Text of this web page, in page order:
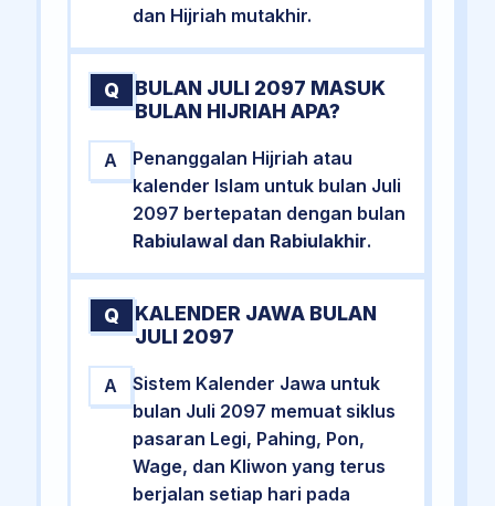
dan Hijriah mutakhir.
Q
BULAN JULI 2097 MASUK
BULAN HIJRIAH APA?
A
Penanggalan Hijriah atau
kalender Islam untuk bulan Juli
2097 bertepatan dengan bulan
Rabiulawal dan Rabiulakhir.
Q
KALENDER JAWA BULAN
JULI 2097
A
Sistem Kalender Jawa untuk
bulan Juli 2097 memuat siklus
pasaran Legi, Pahing, Pon,
Wage, dan Kliwon yang terus
berjalan setiap hari pada